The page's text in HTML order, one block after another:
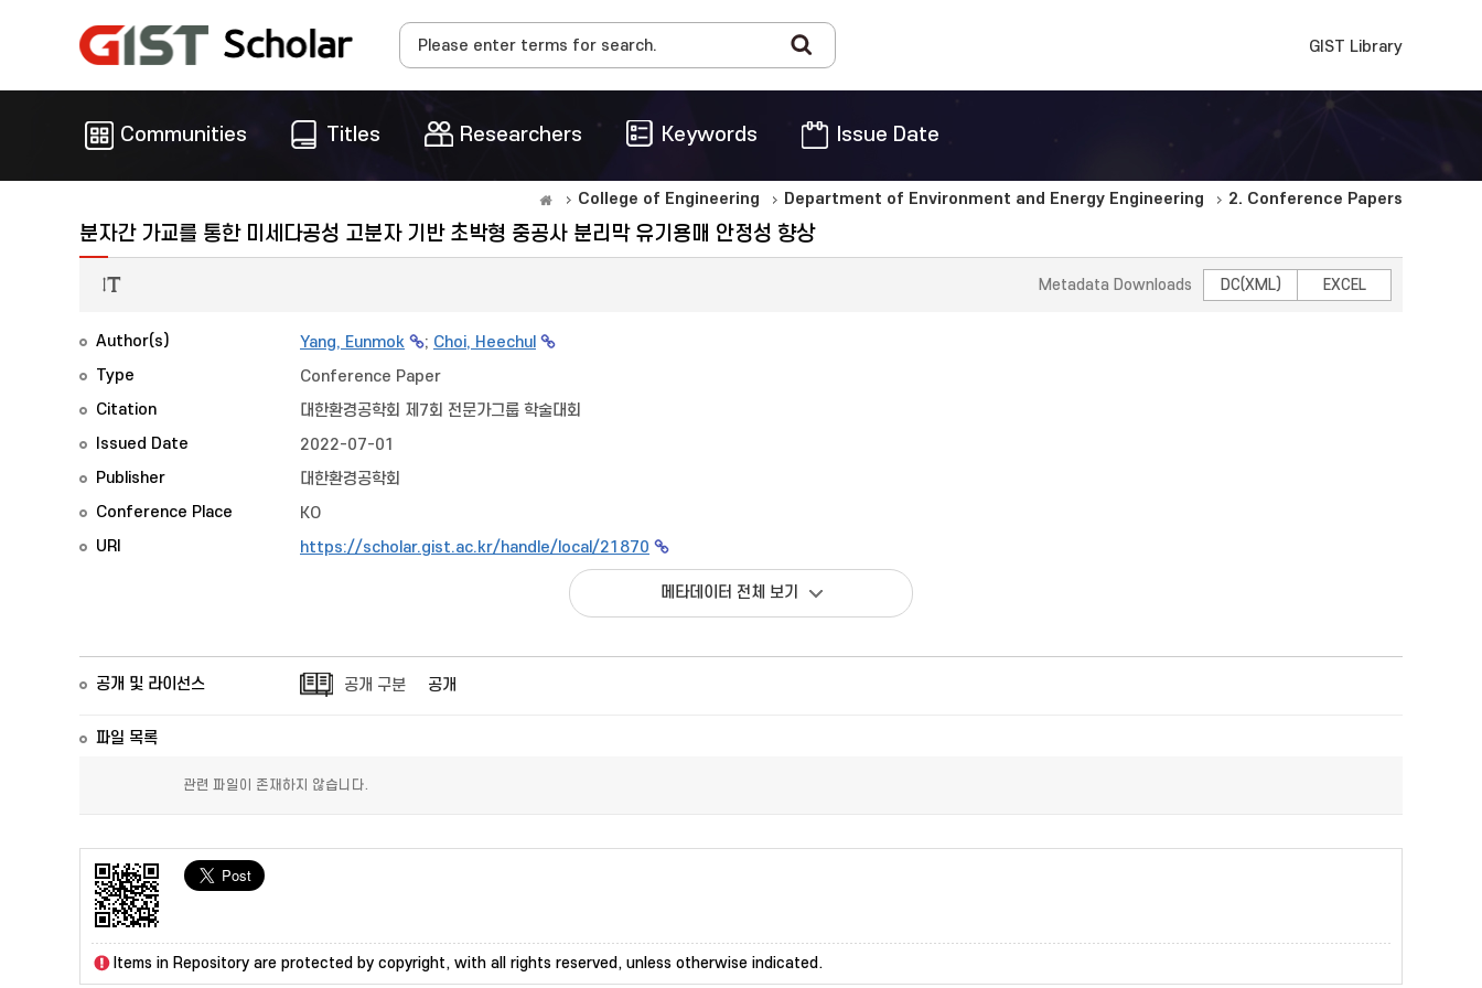
GIST Library
Communities Titles Researchers Keywords Issue Date
College of Engineering Department of Environment and Energy Engineering 2. Conference Papers
분자간 가교를 통한 미세다공성 고분자 기반 초박형 중공사 분리막 유기용매 안정성 향상
Metadata Downloads DC(XML) EXCEL
Author(s) Yang, Eunmok ; Choi, Heechul
Type
Conference Paper
Citation
대한환경공학회 제7회 전문가그룹 학술대회
Issued Date
2022-07-01
Publisher
대한환경공학회
Conference Place
KO
URI
https://scholar.gist.ac.kr/handle/local/21870
메타데이터 전체 보기
공개 및 라이선스 공개 구분 공개
파일 목록
관련 파일이 존재하지 않습니다.
Items in Repository are protected by copyright, with all rights reserved, unless otherwise indicated.